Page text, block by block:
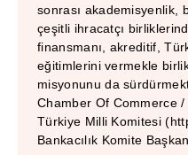
sonrası akademisyenlik,
çeşitli ihracatçı
finansmanı, akreditif,
eğitimlerini vermekle
misyonunu da
Chamber Of Commerce /
Türkiye Milli Komitesi
Bankacılık Komite